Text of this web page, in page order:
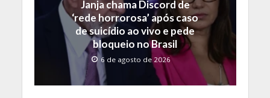
Janja chama Discord de
‘rede horrorosa’ após caso
de suicídio ao vivo e pede
bloqueio no Brasil
6 de agosto de 2026